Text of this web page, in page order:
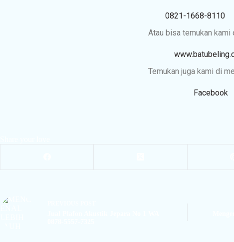
0821-1668-8110
Atau bisa temukan kami
Temukan juga kami di
Facebook